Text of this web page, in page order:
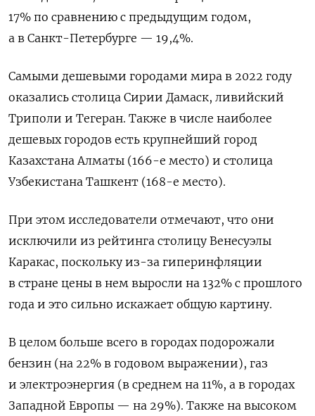
17% по сравнению с предыдущим годом,
а в Санкт-Петербурге — 19,4%.
Самыми дешевыми городами мира в 2022 году
оказались столица Сирии Дамаск, ливийский
Триполи и Тегеран. Также в числе наиболее
дешевых городов есть крупнейший город
Казахстана Алматы (166-е место) и столица
Узбекистана Ташкент (168-е место).
При этом исследователи отмечают, что они
исключили из рейтинга столицу Венесуэлы
Каракас, поскольку из-за гиперинфляции
в стране цены в нем выросли на 132% с прошлого
года и это сильно искажает общую картину.
В целом больше всего в городах подорожали
бензин (на 22% в годовом выражении), газ
и электроэнергия (в среднем на 11%, а в городах
Западной Европы — на 29%). Также на высоком